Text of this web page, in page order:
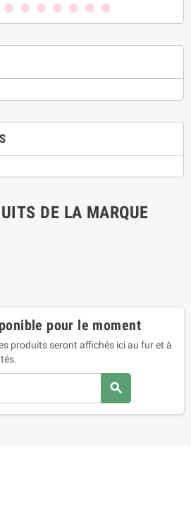
DE LA MARQUE
pour le moment
produits seront affichés ici au fur et à
search